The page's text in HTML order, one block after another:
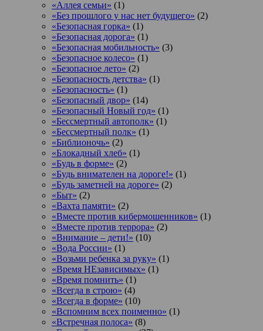
«Аллея семьи» (1)
«Без прошлого у нас нет будущего» (2)
«Безопасная горка» (1)
«Безопасная дорога» (1)
«Безопасная мобильность» (3)
«Безопасное колесо» (1)
«Безопасное лето» (2)
«Безопасность детства» (1)
«Безопасность» (1)
«Безопасный двор» (14)
«Безопасный Новый год» (1)
«Бессмертный автополк» (1)
«Бессмертный полк» (1)
«Библионочь» (2)
«Блокадный хлеб» (1)
«Будь в форме» (2)
«Будь внимателен на дороге!» (1)
«Будь заметней на дороге» (2)
«Быт» (2)
«Вахта памяти» (2)
«Вместе против кибермошенников» (1)
«Вместе против террора» (2)
«Внимание – дети!» (10)
«Вода России» (1)
«Возьми ребенка за руку» (1)
«Время НЕзависимых» (1)
«Время помнить» (1)
«Всегда в строю» (4)
«Всегда в форме» (10)
«Вспомним всех поименно» (1)
«Встречная полоса» (8)